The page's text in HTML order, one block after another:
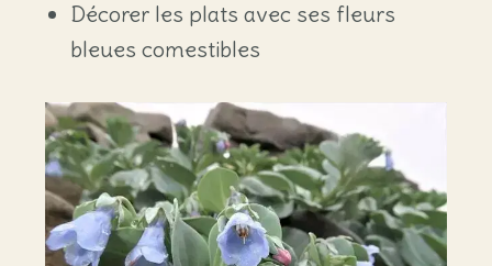
Décorer les plats avec ses fleurs
bleues comestibles